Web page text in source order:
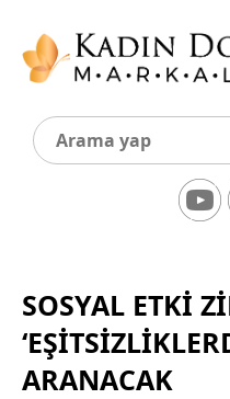
SOSYAL ETKI
ARANACAK